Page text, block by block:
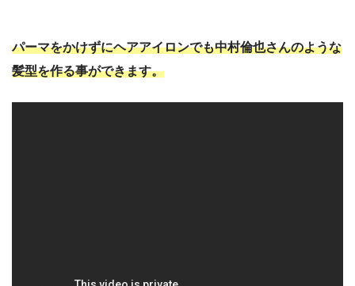
パーマをかけずにヘアアイロンでも中村倫也さんのような
髪型を作る事ができます。